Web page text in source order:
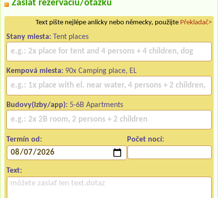
Zaslať rezerváciu/otázku
Text pište nejlépe anlicky nebo německy, použijte Překladač>
Stany miesta: Tent places
Kempová miesta: 90x Camping place, EL
Budovy(izby/app): 5-6B Apartments
Termín od: Počet nocí:
Text: